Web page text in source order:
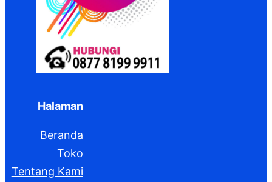
Halaman
Beranda
Toko
Tentang Kami